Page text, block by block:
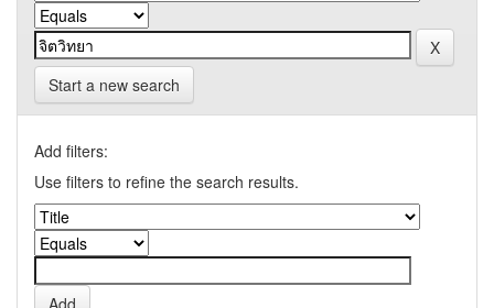
Start a new search
Add filters:
Use filters to refine the search results.